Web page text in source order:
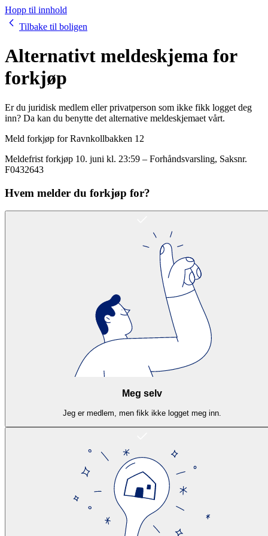
Hopp til innhold
Tilbake til boligen
Alternativt meldeskjema for
forkjøp
Er du juridisk medlem eller privatperson som ikke fikk logget deg
inn? Da kan du benytte det alternative meldeskjemaet vårt.
Meld forkjøp forRavnkollbakken 12
Meldefrist forkjøp 10. juni kl. 23:59 – Forhåndsvarsling, Saksnr.
F0432643
Hvem melder du forkjøp for?
Meg selv
Jeg er medlem, men fikk ikke logget meg inn.